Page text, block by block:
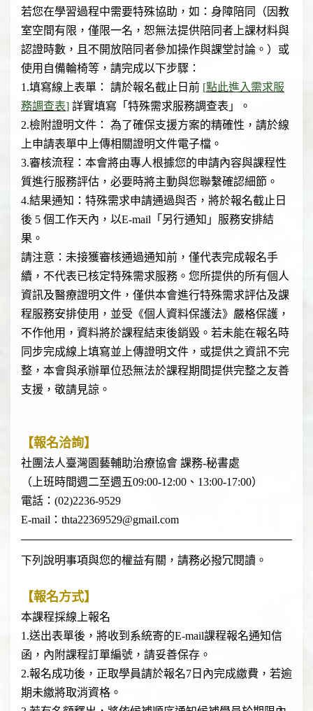
若您在學習過程中需要特殊協助，如：身障陪同（因教
室空間有限，僅限一名，恕無法提供陪同者上課材料與
認證時數，且不開放陪同者參加操作與課堂討論。）或
使用自備輪椅等，請完成以下步驟：
1.填寫線上表單： 請於報名截止日前 [點此進入需求服
務調查表] 詳實填寫「特殊需求服務調查表」。
2.檢附證明文件： 為了確保支援方案的精確性，請於線
上申請表單中上傳相關證明文件電子檔。
3.審核流程：本會將由專人根據您的申請內容與課程性
質進行服務評估，必要時將主動與您聯繫確認細節。
4.結果通知：特殊需求申請通過與否，將於報名截止日
後 5 個工作天內，以E-mail「另行通知」服務安排結
果。
請注意：未接獲審核通過通知前，僅代表完成報名手
續，不代表已核定特殊需求服務。您所提供的所有個人
資訊及醫療證明文件，僅供本會進行特殊需求評估及課
程服務安排使用，並受《個人資料保護法》嚴格保護，
不作他用，資料將於課程結束後銷毀。若未能在報名時
同步完成線上填寫並上傳證明文件，或提供之資訊不完
整，本會與承辦單位恐無法於課程期間提供完整之友善
支援，敬請見諒。
【報名洽詢】
社團法人臺灣園藝輔助治療協會 課務-秘書處
（上班時間週二至週五09:00-12:00、13:00-17:00）
電話： (02)2236-9529
E-mail：thta22369529@gmail.com
下列說明事項與您的權益有關，請務必撥冗閱讀。
【報名方式】
本課程採線上報名
1.送出表單後，將收到系統寄的E-mail課程報名通知信
函，內附課程訂單編號，請妥善保存。
2.報名成功後，正取學員請於報名7日內完成繳費，若逾
期未繳將取消資格。